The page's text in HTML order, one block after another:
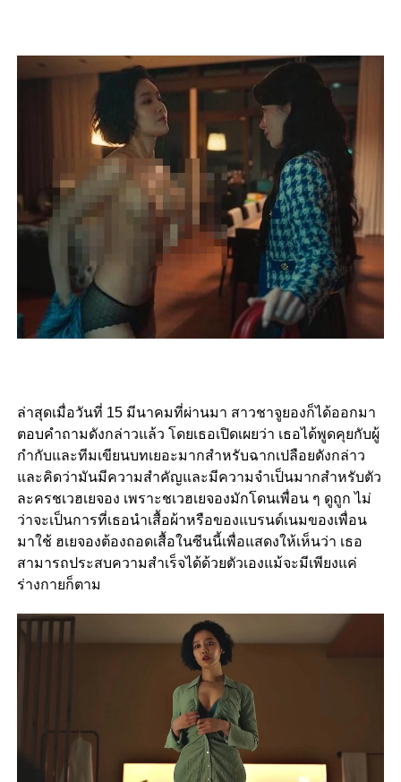
ล่าสุดเมื่อวันที่ 15 มีนาคมที่ผ่านมา สาวชาจูยองก็ได้ออกมา
ตอบคำถามดังกล่าวแล้ว โดยเธอเปิดเผยว่า เธอได้พูดคุยกับผู้
กำกับและทีมเขียนบทเยอะมากสำหรับฉากเปลือยดังกล่าว
และคิดว่ามันมีความสำคัญและมีความจำเป็นมากสำหรับตัว
ละครชเวฮเยจอง เพราะชเวฮเยจองมักโดนเพื่อน ๆ ดูถูก ไม่
ว่าจะเป็นการที่เธอนำเสื้อผ้าหรือของแบรนด์เนมของเพื่อน
มาใช้ ฮเยจองต้องถอดเสื้อในซีนนี้เพื่อแสดงให้เห็นว่า เธอ
สามารถประสบความสำเร็จได้ด้วยตัวเองแม้จะมีเพียงแค่
ร่างกายก็ตาม